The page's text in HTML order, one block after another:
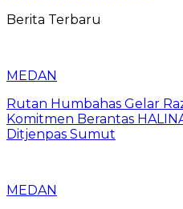
Berita Terbaru
MEDAN
Rutan Humbahas Gelar
Komitmen Berantas
Ditjenpas Sumut
MEDAN